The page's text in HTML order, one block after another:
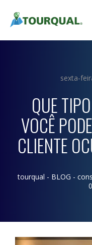
sexta-
QUE
VOCÊ
CLIENTE
tourqual - BLOG -